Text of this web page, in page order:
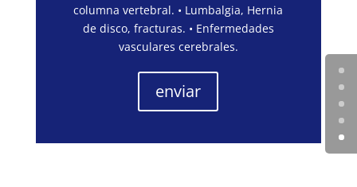
columna vertebral. • Lumbalgia, Hernia
de disco, fracturas. • Enfermedades
vasculares cerebrales.
enviar